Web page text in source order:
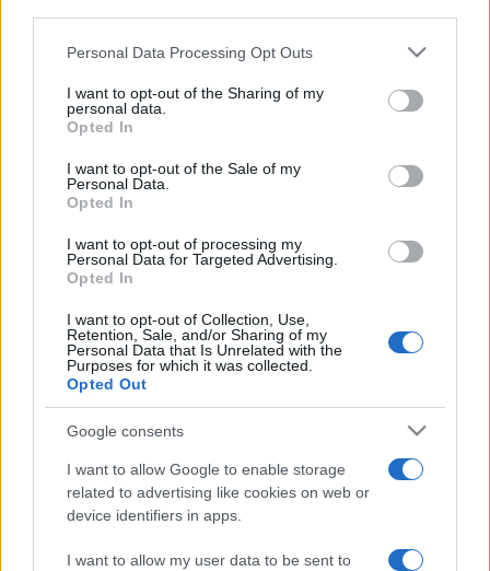
Please note that this website/app uses one or more Google
not limited to your visit or usage behaviour. You may click to
grant or deny consent to Google and its third-party tags to
use your data for below specified purposes in below Google
consent section.
Personal Data Processing Opt Outs
I want to opt-out of the Sharing of my
personal data.
Opted In
I want to opt-out of the Sale of my
Personal Data.
Opted In
I want to opt-out of processing my
Personal Data for Targeted Advertising.
Opted In
I want to opt-out of Collection, Use,
Retention, Sale, and/or Sharing of my
Personal Data that Is Unrelated with the
Purposes for which it was collected.
Opted Out
Google consents
I want to allow Google to enable storage
related to advertising like cookies on web or
device identifiers in apps.
I want to allow my user data to be sent to
zarándokot, turistát és családot vonz majd a városba, amely
eddig is híres volt vendégszeretetéről. ?Igyekszünk őrizni
hagyományainkat, hagyatékunkat és örökségünket? ?
emelte ki.
L. Simon László, a Miniszterelnökség kulturális
örökségvédelemért és kiemelt kulturális beruházásokért
felelős államtitkára beszédében rámutatott: ez a fejlesztés
nemcsak arról szól, hogy egy elhanyagolt városrészt újítanak
fel. ?Olyan helyet hozunk létre, amely a magyar vallási
turizmus keretében az újjáéledő zarándokturizmusba is
bekapcsolható lesz? ? hangsúlyozta az államtitkár.